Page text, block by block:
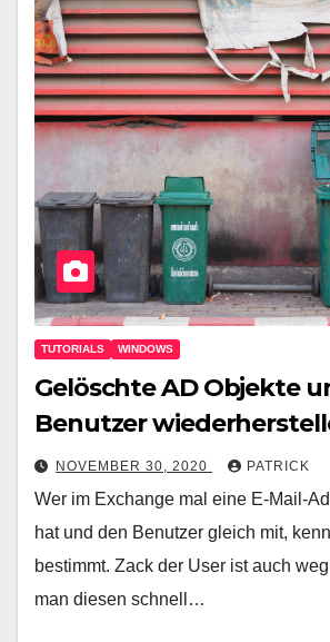
TUTORIALS WINDOWS
Gelöschte AD Objekte
Benutzer
NOVEMBER 30, 2020 PATRICK
Wer im Exchange mal eine E-Mail-
hat und den Benutzer gleich mit,
bestimmt. Zack der User ist auch
man diesen schnell…